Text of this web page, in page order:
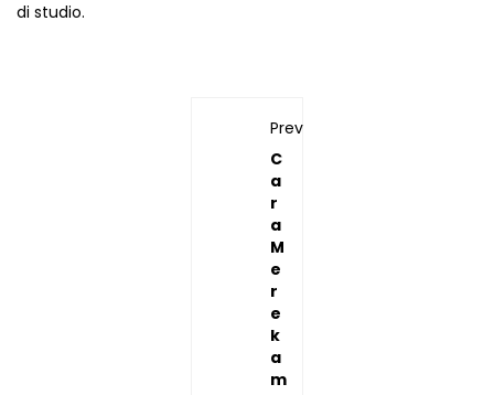
di studio.
Previous
C
a
r
a
M
e
r
e
k
a
m